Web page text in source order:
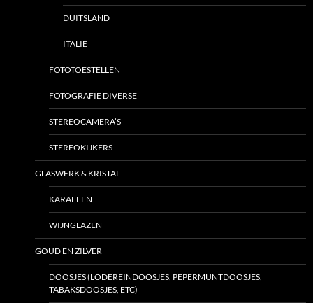
DUITSLAND
ITALIE
FOTOTOESTELLEN
FOTOGRAFIE DIVERSE
STEREOCAMERA’S
STEREOKIJKERS
GLASWERK & KRISTAL
KARAFFEN
WIJNGLAZEN
GOUD EN ZILVER
DOOSJES (LODEREINDOOSJES, PEPERMUNTDOOSJES,
TABAKSDOOSJES, ETC)